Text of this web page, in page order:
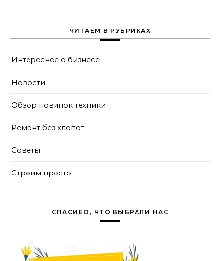
ЧИТАЕМ В РУБРИКАХ
Интересное о бизнесе
Новости
Обзор новинок техники
Ремонт без хлопот
Советы
Строим просто
СПАСИБО, ЧТО ВЫБРАЛИ НАС